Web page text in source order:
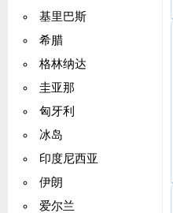
基里巴斯
希腊
格林纳达
圭亚那
匈牙利
冰岛
印度尼西亚
伊朗
爱尔兰